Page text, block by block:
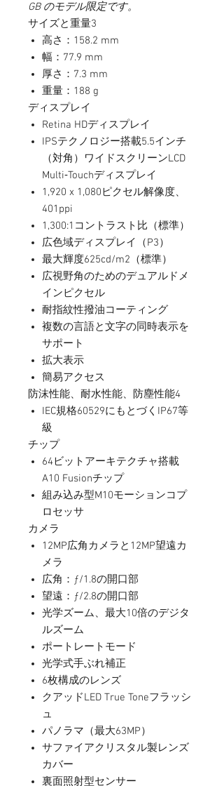
GB のモデル限定です。
サイズと重量3
高さ：158.2 mm
幅：77.9 mm
厚さ：7.3 mm
重量：188 g
ディスプレイ
Retina HDディスプレイ
IPSテクノロジー搭載5.5インチ
（対角）ワイドスクリーンLCD
Multi‑Touchディスプレイ
1,920 x 1,080ピクセル解像度、
401ppi
1,300:1コントラスト比（標準）
広色域ディスプレイ（P3）
最大輝度625cd/m2（標準）
広視野角のためのデュアルドメ
インピクセル
耐指紋性撥油コーティング
複数の言語と文字の同時表示を
サポート
拡大表示
簡易アクセス
防沫性能、耐水性能、防塵性能4
IEC規格60529にもとづくIP67等
級
チップ
64ビットアーキテクチャ搭載
A10 Fusionチップ
組み込み型M10モーションコプ
ロセッサ
カメラ
12MP広角カメラと12MP望遠カ
メラ
広角：ƒ/1.8の開口部
望遠：ƒ/2.8の開口部
光学ズーム、最大10倍のデジタ
ルズーム
ポートレートモード
光学式手ぶれ補正
6枚構成のレンズ
クアッドLED True Toneフラッシ
ュ
パノラマ（最大63MP）
サファイアクリスタル製レンズ
カバー
裏面照射型センサー